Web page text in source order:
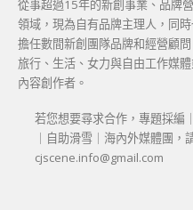
從事超過15年的新創事業、品牌
領域，現為自有品牌主理人，同
擔任數間新創團隊品牌和經營顧
旅行、生活、女力與自由工作媒
內容創作者。
若您想要尋求合作，專題採編
｜自助滑雪｜海內外媒體團，
cjscene.info@gmail.com